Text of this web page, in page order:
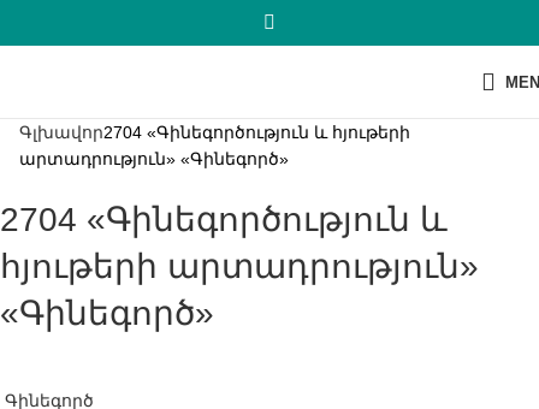
Գլխավոր2704 «Գինեգործություն և հյութերի
արտադրություն» «Գինեգործ»
2704 «Գինեգործություն և
հյութերի արտադրություն»
«Գինեգործ»
Գինեգործ